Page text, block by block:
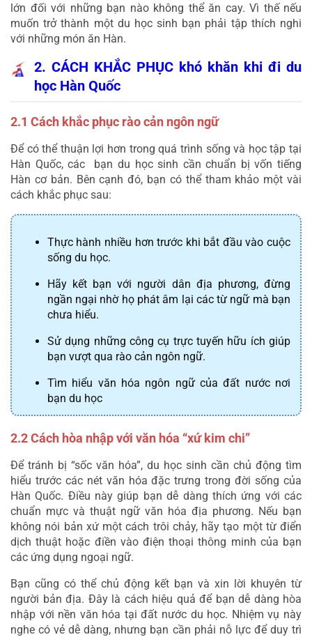
lớn đối với những bạn nào không thể ăn cay. Vì thế nếu
muốn trở thành một du học sinh bạn phải tập thích nghi
với những món ăn Hàn.
2. CÁCH KHẮC PHỤC khó khăn khi đi du
học Hàn Quốc
2.1 Cách khắc phục rào cản ngôn ngữ
Để có thể thuận lợi hơn trong quá trình sống và học tập tại
Hàn Quốc, các  bạn du học sinh cần chuẩn bị vốn tiếng
Hàn cơ bản. Bên cạnh đó, bạn có thể tham khảo một vài
cách khắc phục sau:
Thực hành nhiều hơn trước khi bắt đầu vào cuộc
sống du học.
Hãy kết bạn với người dân địa phương, đừng
ngần ngại nhờ họ phát âm lại các từ ngữ mà bạn
chưa hiểu.
Sử dụng những công cụ trực tuyến hữu ích giúp
bạn vượt qua rào cản ngôn ngữ.
Tìm hiểu văn hóa ngôn ngữ của đất nước nơi
bạn du học
2.2 Cách hòa nhập với văn hóa “xứ kim chi”
Để tránh bị “sốc văn hóa”, du học sinh cần chủ động tìm
hiểu trước các nét văn hóa đặc trưng trong đời sống của
Hàn Quốc. Điều này giúp bạn dễ dàng thích ứng với các
chuẩn mực và thuật ngữ văn hóa địa phương. Nếu bạn
không nói bản xứ một cách trôi chảy, hãy tạo một từ điển
dịch thuật hoặc điền vào điện thoại thông minh của bạn
các ứng dụng ngoại ngữ.
Bạn cũng có thể chủ động kết bạn và xin lời khuyên từ
người bản địa. Đây là cách hiệu quả để bạn dễ dàng hòa
nhập với nền văn hóa tại đất nước du học. Nhiệm vụ này
nghe có vẻ dễ dàng, nhưng bạn cần phải nỗ lực để duy trì